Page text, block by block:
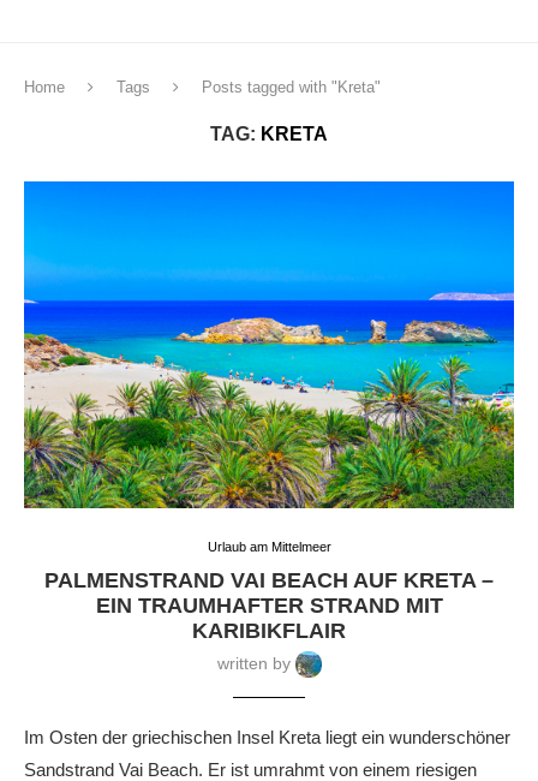
Home Tags Posts tagged with "Kreta"
TAG: KRETA
Urlaub am Mittelmeer
PALMENSTRAND VAI BEACH AUF KRETA –
EIN TRAUMHAFTER STRAND MIT
KARIBIKFLAIR
written by
Im Osten der griechischen Insel Kreta liegt ein wunderschöner
Sandstrand Vai Beach. Er ist umrahmt von einem riesigen